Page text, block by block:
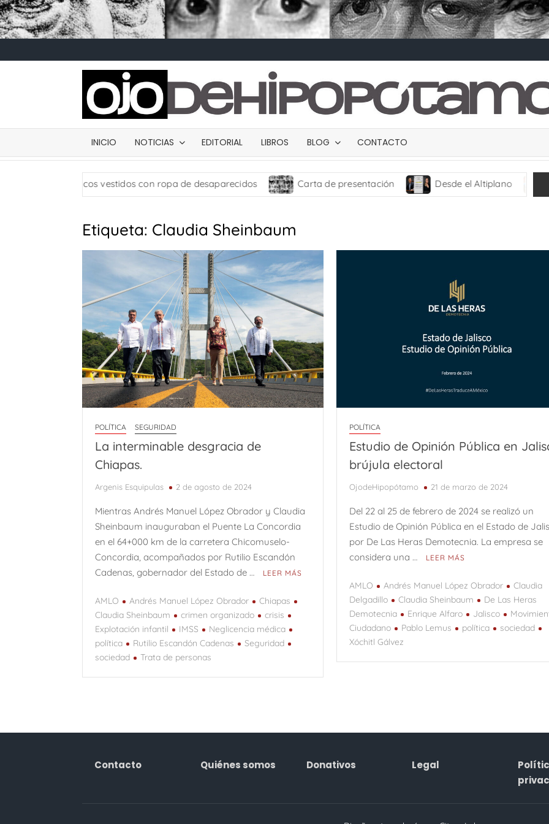
INICIO NOTICIAS EDITORIAL LIBROS BLOG CONTACTO
muñecos vestidos con ropa de desaparecidos Carta de presentación Desde el Altiplano
Etiqueta: Claudia Sheinbaum
POLÍTICA SEGURIDAD
La interminable desgracia de
Chiapas.
Argenis Esquipulas 2 de agosto de 2024
Mientras Andrés Manuel López Obrador y Claudia
Sheinbaum inauguraban el Puente La Concordia
en el 64+000 km de la carretera Chicomuselo-
Concordia, acompañados por Rutilio Escandón
Cadenas, gobernador del Estado de …
LEER MÁS
AMLO Andrés Manuel López Obrador
Chiapas
Claudia Sheinbaum
crimen organizado
crisis
Explotación infantil
IMSS
Neglicencia médica
política
Rutilio Escandón Cadenas
Seguridad
sociedad
Trata de personas
POLÍTICA
Estudio de Opinión Pública en
brújula electoral
OjodeHipopótamo 21 de marzo de 2024
Del 22 al 25 de febrero de 2024 se realizó un
Estudio de Opinión Pública en el Estado de
por De Las Heras Demotecnia. La empresa se
considera una …
LEER MÁS
AMLO Andrés Manuel López Obrador
Claudia
Delgadillo
Claudia Sheinbaum
De Las Heras
Demotecnia
Enrique Alfaro Jalisco
Ciudadano
Pablo Lemus política
sociedad
Xóchitl Gálvez
Contacto Quiénes somos Donativos Legal